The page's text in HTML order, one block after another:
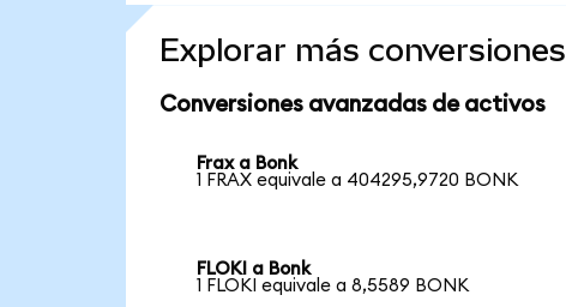
Explorar más conversiones
Conversiones avanzadas de activos
Frax a Bonk
1 FRAX equivale a 404295,9720 BONK
FLOKI a Bonk
1 FLOKI equivale a 8,5589 BONK